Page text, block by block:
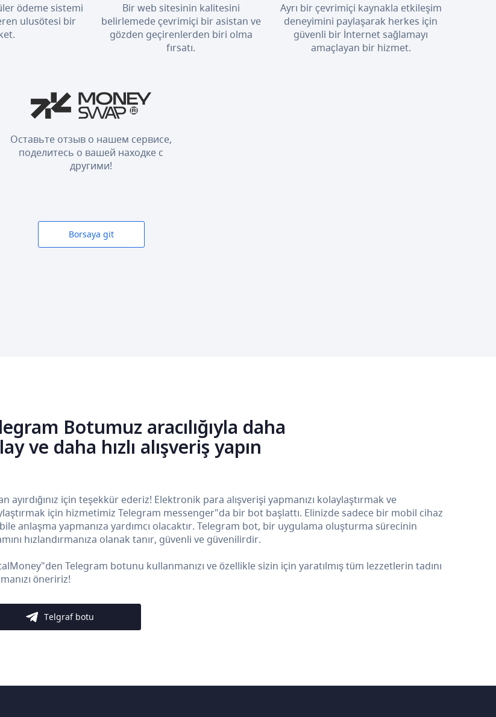
ödeme sistemi
ulusötesi bir
Bir web sitesinin kalitesini
belirlemede çevrimiçi bir asistan ve
gözden geçirenlerden biri olma
fırsatı.
Ayrı bir çevrimiçi kaynakla etkileşim
deneyimini paylaşarak herkes için
güvenli bir İnternet sağlamayı
amaçlayan bir hizmet.
Оставьте отзыв о нашем сервисе,
поделитесь о вашей находке с
другими!
Borsaya git
Botumuz aracılığıyla daha
ve daha hızlı alışveriş yapın
ayırdığınız için teşekkür ederiz! Elektronik para alışverişi yapmanızı kolaylaştırmak ve
için hizmetimiz Telegram messenger"da bir bot başlattı. Elinizde sadece bir mobil cihaz
anlaşma yapmanıza yardımcı olacaktır. Telegram bot, bir uygulama oluşturma sürecinin
hızlandırmanıza olanak tanır, güvenli ve güvenilirdir.
Telegram botunu kullanmanızı ve özellikle sizin için yaratılmış tüm lezzetlerin tadını
öneririz!
Telgraf botu